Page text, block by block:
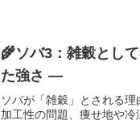
🌾ソバ3：雑穀とし
た強さ ―
ソバが「雑穀」とされる
加工性の問題、痩せ地や